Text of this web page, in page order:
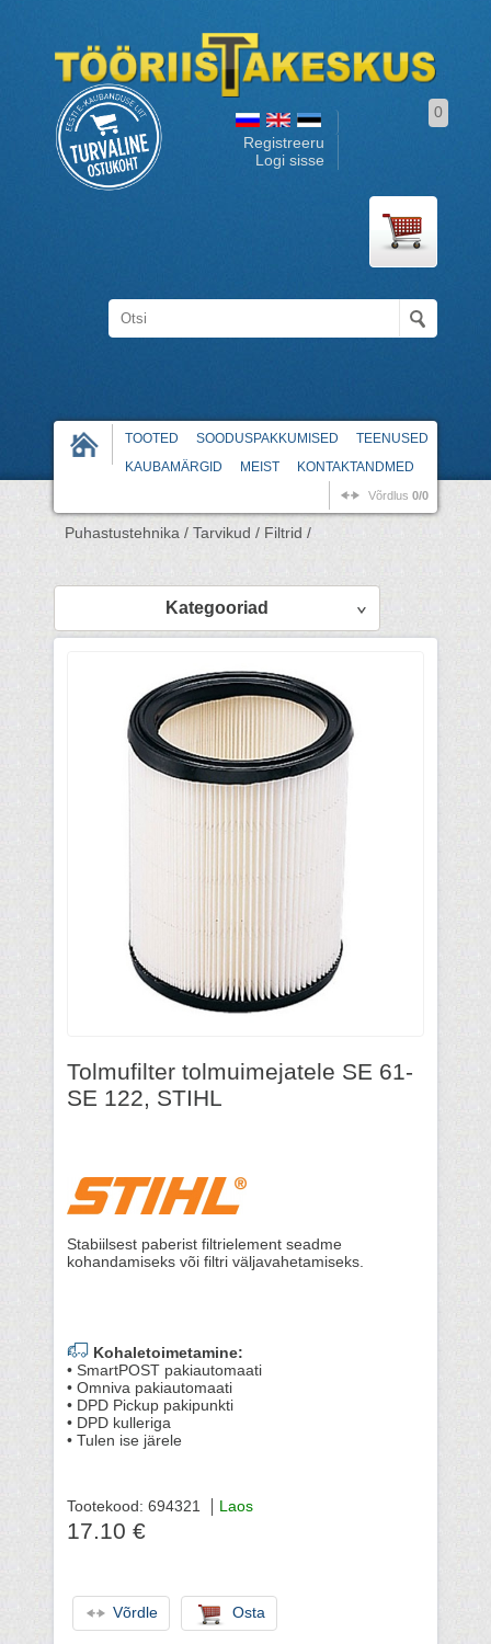
Registreeru
Logi sisse
0
TOOTED SOODUSPAKKUMISED
TEENUSED
KAUBAMÄRGID
MEIST KONTAKTANDMED
Võrdlus 0/0
Puhastustehnika / Tarvikud / Filtrid /
Kategooriad
Tolmufilter tolmuimejatele SE 61-
SE 122, STIHL
Stabiilsest paberist filtrielement seadme
kohandamiseks või filtri väljavahetamiseks.
Kohaletoimetamine:
• SmartPOST pakiautomaati
• Omniva pakiautomaati
• DPD Pickup pakipunkti
• DPD kulleriga
• Tulen ise järele
Tootekood: 694321 Laos
17.10 €
Võrdle Osta